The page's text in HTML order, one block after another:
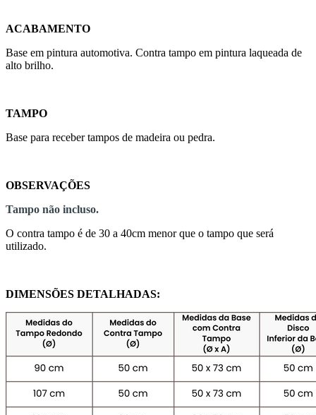
ACABAMENTO
Base em pintura automotiva. Contra tampo em pintura laqueada de
alto brilho.
TAMPO
Base para receber tampos de madeira ou pedra.
OBSERVAÇÕES
Tampo não incluso.
O contra tampo é de 30 a 40cm menor que o tampo que será
utilizado.
DIMENSÕES DETALHADAS: